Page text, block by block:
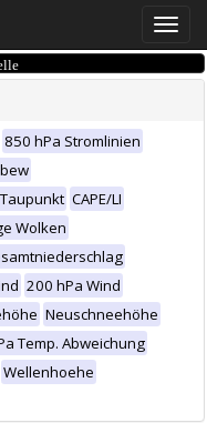
Toggle
850 hPa Stromlinien
CAPE/LI
Wolken
200 hPa Wind
Neuschneehöhe
Temp. Abweichung
Wellenhoehe